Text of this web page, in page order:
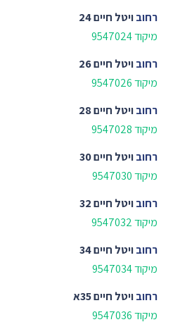
רחובויטל חיים 24
מיקוד 9547024
רחובויטל חיים 26
מיקוד 9547026
רחובויטל חיים 28
מיקוד 9547028
רחובויטל חיים 30
מיקוד 9547030
רחובויטל חיים 32
מיקוד 9547032
רחובויטל חיים 34
מיקוד 9547034
רחובויטל חיים 35א
מיקוד 9547036